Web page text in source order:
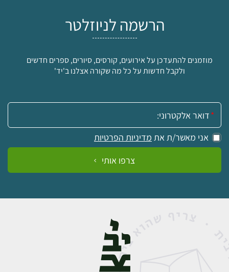
הרשמה לניוזלטר
מוזמנים להתעדכן על אירועים, קורסים, סיורים, ספרים חדשים
ולקבל חדשות על כל מה שקורה אצלנו ב'יד'
אימייל:
אני מאשר/ת את מדיניות הפרטיות
צרפו אותי